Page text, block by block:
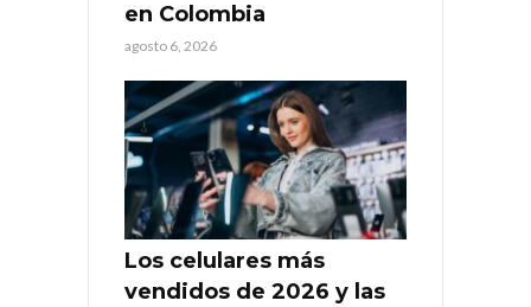
en Colombia
agosto 6, 2026
Los celulares más
vendidos de 2026 y las